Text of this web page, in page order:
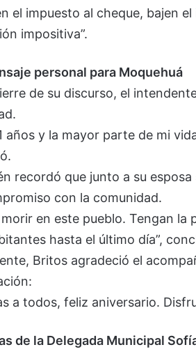
el impuesto al cheque, bajen
impositiva”.
personal para Moquehuá
de su discurso, el
años y la mayor parte de mi
recordó que junto a su
con la comunidad.
morir en este pueblo. Tengan
hasta el último día”,
Britos agradeció el
a todos, feliz aniversario.
de la Delegada Municipal